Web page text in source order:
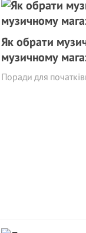
Як обрати
музичному
Поради для